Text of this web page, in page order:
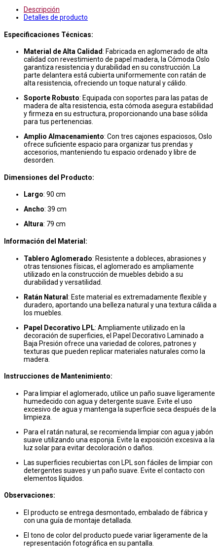
Descripción
Detalles de producto
Especificaciones Técnicas:
Material de Alta Calidad: Fabricada en aglomerado de alta
calidad con revestimiento de papel madera, la Cómoda Oslo
garantiza resistencia y durabilidad en su construcción. La
parte delantera está cubierta uniformemente con ratán de
alta resistencia, ofreciendo un toque natural y cálido.
Soporte Robusto: Equipada con soportes para las patas de
madera de alta resistencia, esta cómoda asegura estabilidad
y firmeza en su estructura, proporcionando una base sólida
para tus pertenencias.
Amplio Almacenamiento: Con tres cajones espaciosos, Oslo
ofrece suficiente espacio para organizar tus prendas y
accesorios, manteniendo tu espacio ordenado y libre de
desorden.
Dimensiones del Producto:
Largo: 90 cm
Ancho: 39 cm
Altura: 79 cm
Información del Material:
Tablero Aglomerado: Resistente a dobleces, abrasiones y
otras tensiones físicas, el aglomerado es ampliamente
utilizado en la construcción de muebles debido a su
durabilidad y versatilidad.
Ratán Natural : Este material es extremadamente flexible y
duradero, aportando una belleza natural y una textura cálida a
los muebles.
Papel Decorativo LPL: Ampliamente utilizado en la
decoración de superficies, el Papel Decorativo Laminado a
Baja Presión ofrece una variedad de colores, patrones y
texturas que pueden replicar materiales naturales como la
madera.
Instrucciones de Mantenimiento:
Para limpiar el aglomerado, utilice un paño suave ligeramente
humedecido con agua y detergente suave. Evite el uso
excesivo de agua y mantenga la superficie seca después de la
limpieza.
Para el ratán natural, se recomienda limpiar con agua y jabón
suave utilizando una esponja. Evite la exposición excesiva a la
luz solar para evitar decoloración o daños.
Las superficies recubiertas con LPL son fáciles de limpiar con
detergentes suaves y un paño suave. Evite el contacto con
elementos líquidos.
Observaciones:
El producto se entrega desmontado, embalado de fábrica y
con una guía de montaje detallada.
El tono de color del producto puede variar ligeramente de la
representación fotográfica en su pantalla.